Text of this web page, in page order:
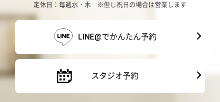
定休日：毎週水・木 ※但し祝日の場合は営業します
LINE@でかんたん予約
スタジオ予約